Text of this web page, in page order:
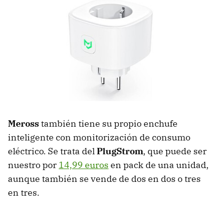
Merosstambién tiene su propio enchufe
inteligente con monitorización de consumo
eléctrico. Se trata delPlugStrom, que puede ser
nuestro por 14,99 euros en pack de una unidad,
aunque también se vende de dos en dos o tres
en tres.